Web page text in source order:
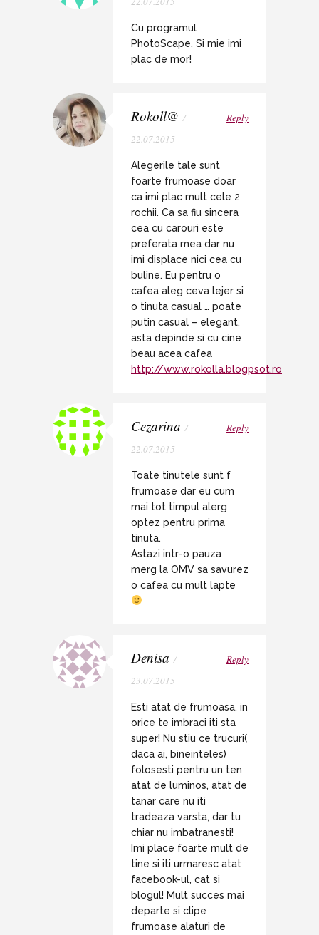
Cu programul
PhotoScape. Si mie imi
plac de mor!
Rokoll@ /
22.07.2015
Reply
Alegerile tale sunt
foarte frumoase doar
ca imi plac mult cele 2
rochii. Ca sa fiu sincera
cea cu carouri este
preferata mea dar nu
imi displace nici cea cu
buline. Eu pentru o
cafea aleg ceva lejer si
o tinuta casual … poate
putin casual – elegant,
asta depinde si cu cine
beau acea cafea
http://www.rokolla.blogpsot.ro
Cezarina /
22.07.2015
Reply
Toate tinutele sunt f
frumoase dar eu cum
mai tot timpul alerg
optez pentru prima
tinuta.
Astazi intr-o pauza
merg la OMV sa savurez
o cafea cu mult lapte
Denisa /
23.07.2015
Reply
Esti atat de frumoasa, in
orice te imbraci iti sta
super! Nu stiu ce trucuri(
daca ai, bineinteles)
folosesti pentru un ten
atat de luminos, atat de
tanar care nu iti
tradeaza varsta, dar tu
chiar nu imbatranesti!
Imi place foarte mult de
tine si iti urmaresc atat
facebook-ul, cat si
blogul! Mult succes mai
departe si clipe
frumoase alaturi de